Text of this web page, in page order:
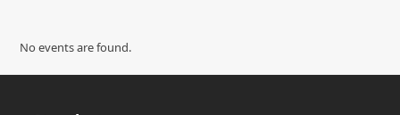
No events are found.